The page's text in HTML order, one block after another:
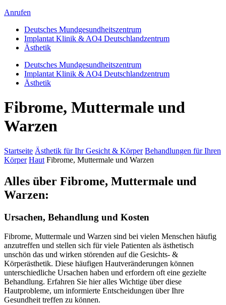
Anrufen
Deutsches Mundgesundheitszentrum
Implantat Klinik & AO4 Deutschlandzentrum
Ästhetik
Deutsches Mundgesundheitszentrum
Implantat Klinik & AO4 Deutschlandzentrum
Ästhetik
Fibrome, Muttermale und
Warzen
Startseite Ästhetik für Ihr Gesicht & Körper Behandlungen für Ihren
Körper Haut Fibrome, Muttermale und Warzen
Alles über Fibrome, Muttermale und
Warzen:
Ursachen, Behandlung und Kosten
Fibrome, Muttermale und Warzen sind bei vielen Menschen häufig
anzutreffen und stellen sich für viele Patienten als ästhetisch
unschön das und wirken störenden auf die Gesichts- &
Körperästhetik. Diese häufigen Hautveränderungen können
unterschiedliche Ursachen haben und erfordern oft eine gezielte
Behandlung. Erfahren Sie hier alles Wichtige über diese
Hautprobleme, um informierte Entscheidungen über Ihre
Gesundheit treffen zu können.